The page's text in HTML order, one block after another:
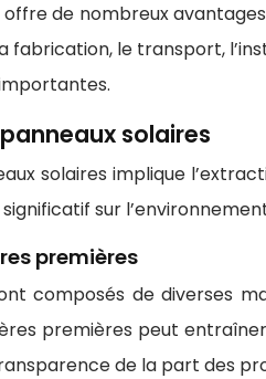
offre de nombreux
fabrication, le transport,
solaires
solaires implique
sur
premières
composés de diverses
premières peut
de la part des